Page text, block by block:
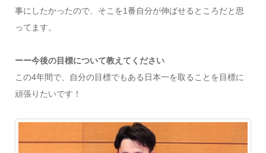
事にしたかったので、そこを1番自分が伸ばせるところだと思
ってます。
ーー今後の目標について教えてください
この4年間で、自分の目標でもある日本一を取ることを目標に
頑張りたいです！